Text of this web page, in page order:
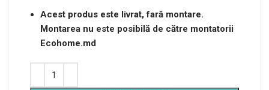
Acest produs este livrat, fară montare.
Montarea nu este posibilă de către montatorii
Ecohome.md
Alternative: